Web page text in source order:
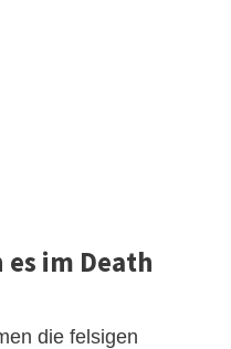
im Death
die felsigen